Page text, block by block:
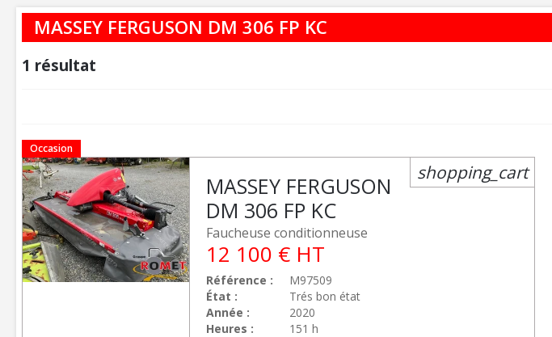
MASSEY FERGUSON DM 306 FP KC
1 résultat
Occasion
Faucheuse conditionneuse
MASSEY FERGUSON
DM 306 FP KC
Référence
M97509
État
Trés bon état
Année
2020
Heures
151 h
12 100 € HT
shopping_cart